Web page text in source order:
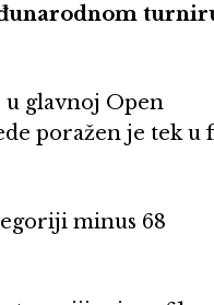
glavnoj Open
poražen je tek u
minus 68